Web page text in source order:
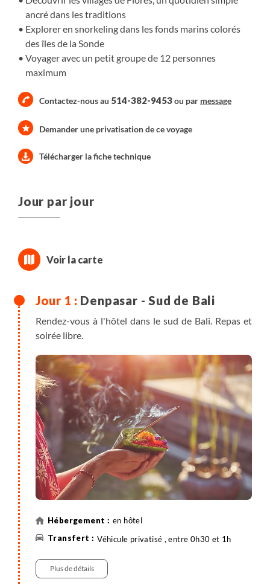
ancré dans les traditions
Explorer en snorkeling dans les fonds marins colorés
des îles de la Sonde
Voyager avec un petit groupe de 12 personnes
maximum
Contactez-nous au 514-382-9453ou par message
Demander une privatisation de ce voyage
Télécharger la fiche technique
Jour par jour
Denpasar - Sud de Bali
Rendez-vous à l'hôtel dans le sud de Bali. Repas et
soirée libre.
en hôtel
Véhicule privatisé , entre 0h30 et 1h
Plus de détails